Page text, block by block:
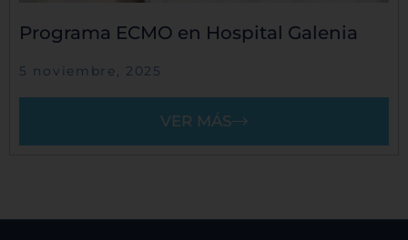
Programa ECMO en Hospital Galenia
5 noviembre, 2025
VER MÁS